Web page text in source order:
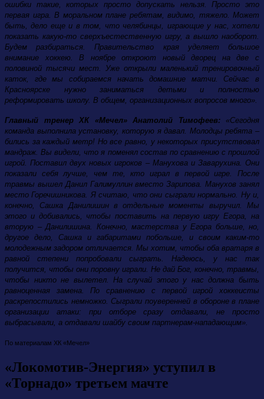
ошибки такие, которых просто допускать нельзя. Просто это
первая игра. В моральном плане ребятам, видимо, тяжело. Может
быть, дело еще и в том, что челябинцы, играющие у нас, хотели
показать какую-то сверхъестественную игру, а вышло наоборот.
Будем разбираться. Правительство края уделяет большое
внимание хоккею. В ноябре откроют новый дворец на две с
половиной тысячи мест. Уже открыли маленький тренировочный
каток, где мы собираемся начать домашние матчи. Сейчас в
Красноярске нужно заниматься детьми и полностью
реформировать школу. В общем, организационных вопросов много».
Главный тренер ХК «Мечел» Анатолий Тимофеев:«Сегодня
команда выполнила установку, которую я давал. Молодцы ребята –
бились за каждый метр! Но все равно, у некоторых присутствовал
мандраж. Вы видели, что я поменял состав по сравнению с прошлой
игрой. Поставил двух новых игроков – Манухова и Заварухина. Они
показали себя лучше, чем те, кто играл в первой игре. После
травмы вышел Данил Галимуллин вместо Зарипова. Манухов занял
место Горечишникова. Я считаю, что они сыграли нормально. Ну и,
конечно, Сашка Данилишин в отдельные моменты выручил. Мы
этого и добивались, чтобы поставить на первую игру Егора, на
вторую – Данилишина. Конечно, мастерства у Егора больше, но,
другое дело, Сашка и габаритами побольше, и своим каким-то
молодежным задором отличается. Мы хотим, чтобы оба вратаря в
равной степени попробовали сыграть. Надеюсь, у нас так
получится, чтобы они поровну играли. Не дай Бог, конечно, травмы,
чтобы никто не вылетел. На случай этого у нас должна быть
равноценная замена. По сравнению с первой игрой хоккеисты
раскрепостились немножко. Сыграли поуверенней в обороне в плане
организации атаки: при отборе сразу отдавали, не просто
выбрасывали, а отдавали шайбу своим партнерам-нападающим».
По материалам ХК «Мечел»
«Локомотив-Энергия» уступил в
«Торнадо» третьем мачте